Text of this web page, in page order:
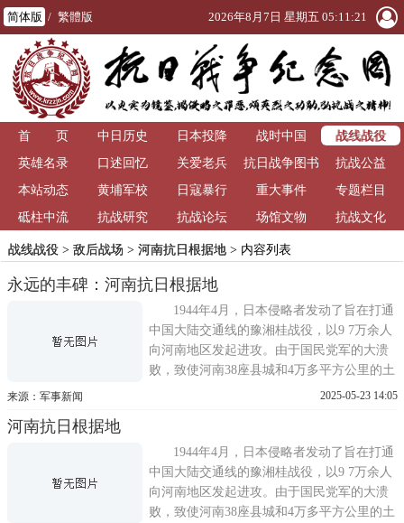
简体版 / 繁體版 2026年8月7日 星期五 05:11:21
首 页 中日历史 日本投降 战时中国
战线战役
英雄名录
口述回忆 关爱老兵
抗日战争图书
馆
抗战公益
本站动态
黄埔军校 日寇暴行 重大事件
专题栏目
砥柱中流
抗战研究 抗战论坛 场馆文物 抗战文化
战线战役> 敌后战场 > 河南抗日根据地> 内容列表
永远的丰碑：河南抗日根据地
1944年4月，日本侵略者发动了旨在打通
中国大陆交通线的豫湘桂战役，以9 7万余人
向河南地区发起进攻。由于国民党军的大溃
败，致使河南38座县城和4万多平方公里的土
地被日军侵占。对此，中共中央发出指示，
示新四军：今后发展方向应该确定向河南发
展，完成绾毂中原的战略任
来源：军事新闻 2025-05-23 14:05
河南抗日根据地
1944年4月，日本侵略者发动了旨在打通
中国大陆交通线的豫湘桂战役，以9 7万余人
向河南地区发起进攻。由于国民党军的大溃
败，致使河南38座县城和4万多平方公里的土